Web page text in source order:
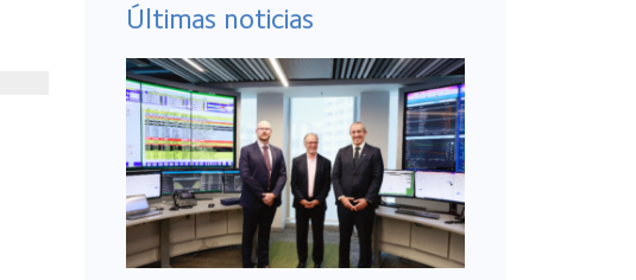
Últimas noticias